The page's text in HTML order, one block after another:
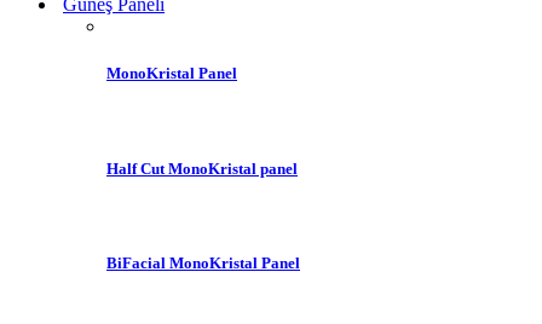
Güneş Paneli
MonoKristal Panel
Half Cut MonoKristal panel
BiFacial MonoKristal Panel